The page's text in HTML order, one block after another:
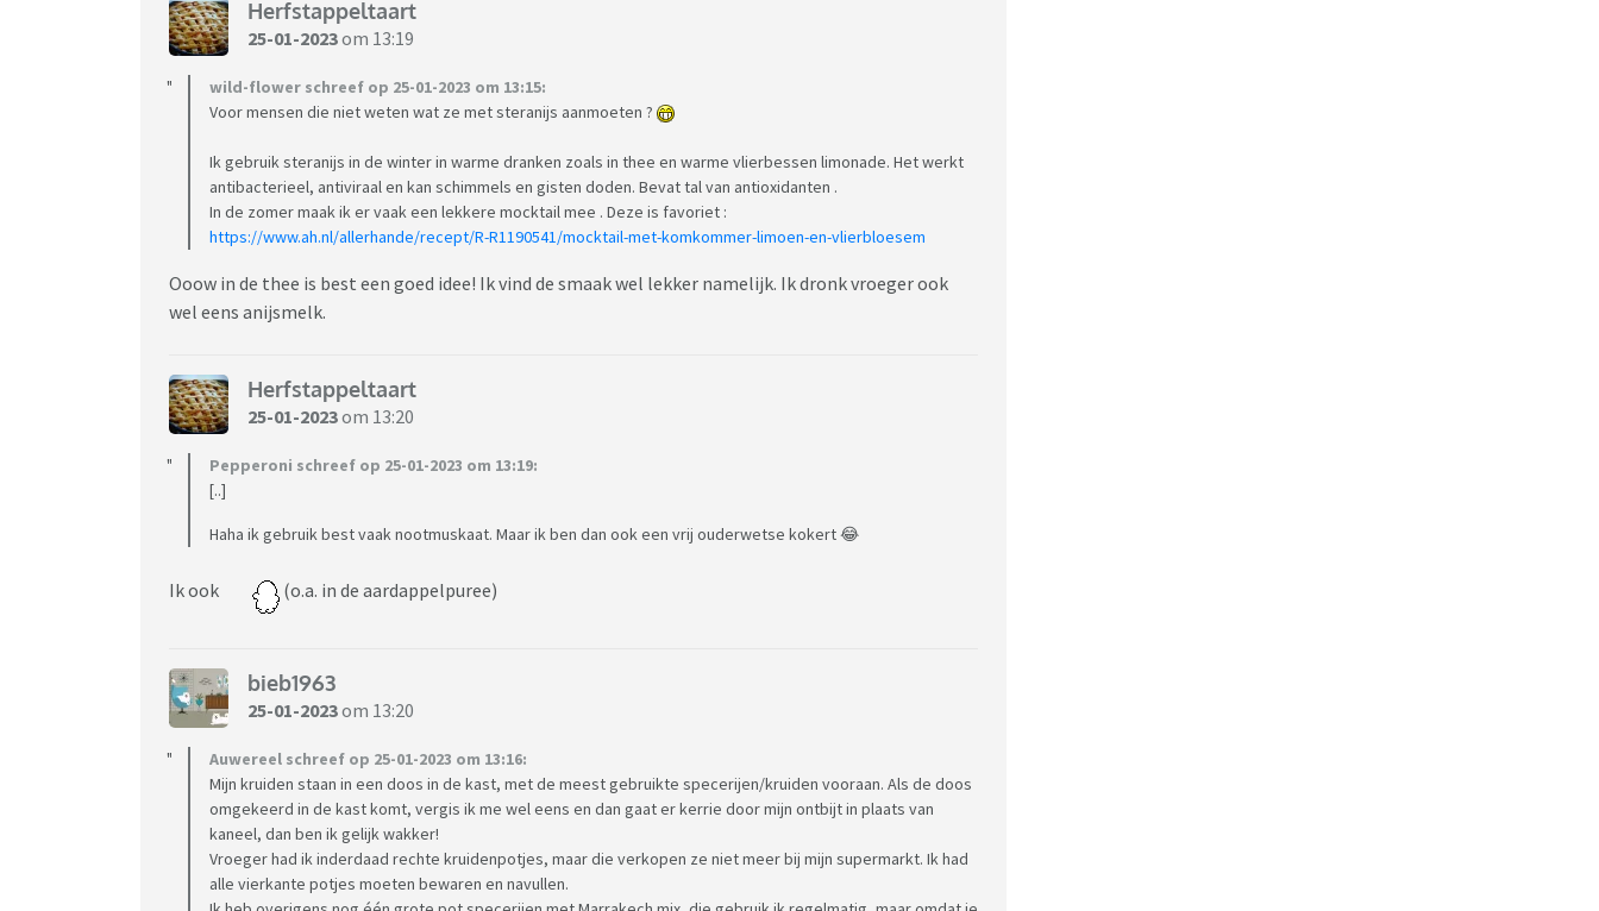
Herfstappeltaart
25-01-2023om 13:19
wild-flower schreef op 25-01-2023 om 13:15:
Voor mensen die niet weten wat ze met steranijs aanmoeten ?
Ik gebruik steranijs in de winter in warme dranken zoals in thee en warme vlierbessen limonade. Het werkt
antibacterieel, antiviraal en kan schimmels en gisten doden. Bevat tal van antioxidanten .
In de zomer maak ik er vaak een lekkere mocktail mee . Deze is favoriet :
https://www.ah.nl/allerhande/recept/R-R1190541/mocktail-met-komkommer-limoen-en-vlierbloesem
Ooow in de thee is best een goed idee! Ik vind de smaak wel lekker namelijk. Ik dronk vroeger ook
wel eens anijsmelk.
Herfstappeltaart
25-01-2023om 13:20
Pepperoni schreef op 25-01-2023 om 13:19:
[..]
Haha ik gebruik best vaak nootmuskaat. Maar ik ben dan ook een vrij ouderwetse kokert 😂
Ik ook (o.a. in de aardappelpuree)
bieb1963
25-01-2023om 13:20
Auwereel schreef op 25-01-2023 om 13:16:
Mijn kruiden staan in een doos in de kast, met de meest gebruikte specerijen/kruiden vooraan. Als de doos
omgekeerd in de kast komt, vergis ik me wel eens en dan gaat er kerrie door mijn ontbijt in plaats van
kaneel, dan ben ik gelijk wakker!
Vroeger had ik inderdaad rechte kruidenpotjes, maar die verkopen ze niet meer bij mijn supermarkt. Ik had
alle vierkante potjes moeten bewaren en navullen.